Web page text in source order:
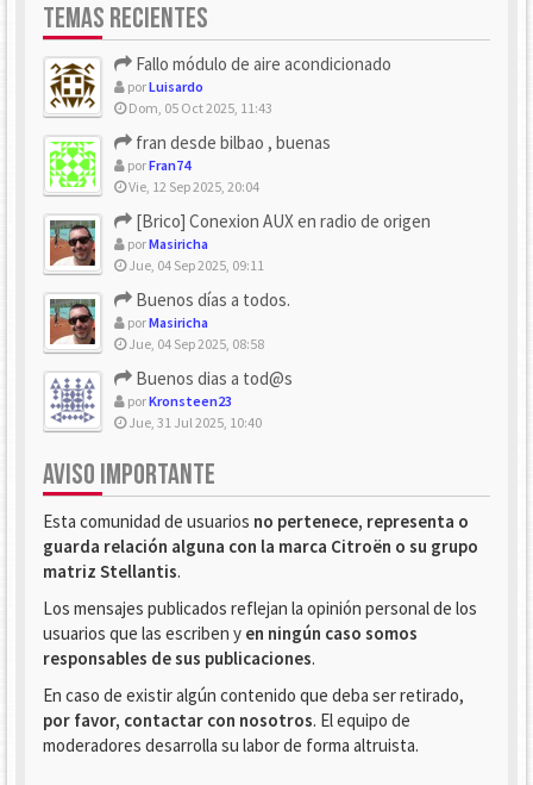
TEMAS RECIENTES
Fallo módulo de aire acondicionado
porLuisardo
Dom, 05 Oct 2025, 11:43
fran desde bilbao , buenas
porFran74
Vie, 12 Sep 2025, 20:04
[Brico] Conexion AUX en radio de origen
porMasiricha
Jue, 04 Sep 2025, 09:11
Buenos días a todos.
porMasiricha
Jue, 04 Sep 2025, 08:58
Buenos dias a tod@s
porKronsteen23
Jue, 31 Jul 2025, 10:40
AVISO IMPORTANTE
Esta comunidad de usuarios no pertenece, representa o
guarda relación alguna con la marca Citroën o su grupo
matriz Stellantis.
Los mensajes publicados reflejan la opinión personal de los
usuarios que las escriben y en ningún caso somos
responsables de sus publicaciones.
En caso de existir algún contenido que deba ser retirado,
por favor, contactar con nosotros. El equipo de
moderadores desarrolla su labor de forma altruista.